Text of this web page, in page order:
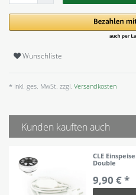
Wunschliste
* inkl. ges. MwSt. zzgl. Versandkosten
Kunden kauften auch
CLE
Double
9,90 € *